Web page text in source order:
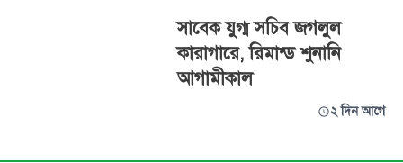
সাবেক যুগ্ম সচিব জগলুল
কারাগারে, রিমান্ড শুনানি
আগামীকাল
২ দিন আগে